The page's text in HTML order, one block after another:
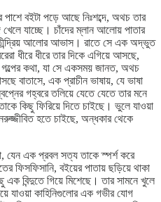
বইটা পড়ে আছে নিঃশব্দে, অথচ তার
খেলে যাচ্ছে। চাঁদের ম্লান আলোয় পাতার
আলোর আভাস। রাতে সে এক অদ্ভুত
ধীরে ধীরে তার দিকে এগিয়ে আসছে,
কথা, যা সে একসময় জানত, অথচ
বাতাসে, এক প্রাচীন ভাষায়, যে ভাষা
গহ্বরে তলিয়ে যেতে যেতে তার মনে
কিছু ফিরিয়ে দিতে চাইছে। ভুলে যাওয়া
হতে চাইছে, অন্ধকার থেকে
যেন এক প্রবল সত্য তাকে স্পর্শ করে
ফিসফিসানি, বইয়ের পাতায় ছড়িয়ে থাকা
বিন্দুতে গিয়ে মিশেছে। তার সামনে খুলে
যাওয়া কাহিনিগুলোর এক গভীর যোগ